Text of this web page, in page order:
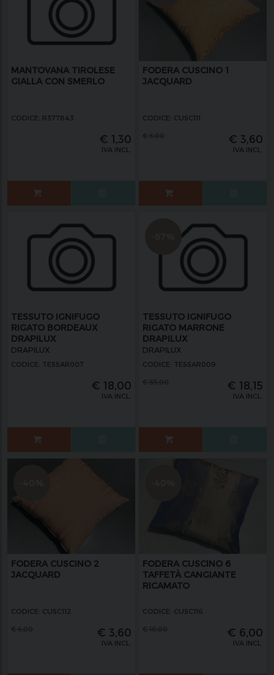
MANTOVANA TIROLESE
GIALLA CON SMERLO
CODICE: R377843
€ 1,30
IVA INCL.
FODERA CUSCINO 1
JACQUARD
CODICE: CUSC111
€ 3,60
IVA INCL.
TESSUTO IGNIFUGO
RIGATO BORDEAUX
DRAPILUX
DRAPILUX
CODICE: TESSAR007
€ 18,00
IVA INCL.
TESSUTO IGNIFUGO
RIGATO MARRONE
DRAPILUX
DRAPILUX
CODICE: TESSAR009
€ 18,15
IVA INCL.
FODERA CUSCINO 2
JACQUARD
CODICE: CUSC112
€ 3,60
IVA INCL.
FODERA CUSCINO 6
TAFFETÀ CANGIANTE
RICAMATO
CODICE: CUSC116
€ 6,00
IVA INCL.